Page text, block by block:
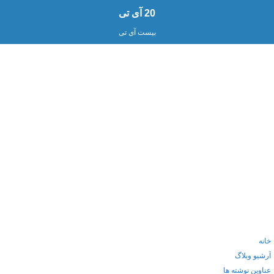
20 آی تی
بیست آی تی
خانه
آرشیو وبلاگ
عناوین نوشته ها